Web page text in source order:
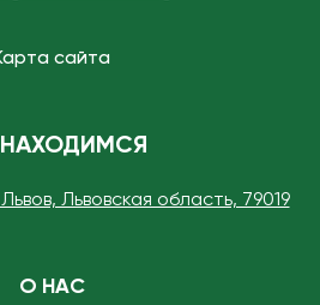
сайта
Львовская область, 79019
О НАС